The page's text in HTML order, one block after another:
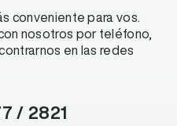
conveniente para vos.
nosotros por teléfono,
en las redes
/ 2821